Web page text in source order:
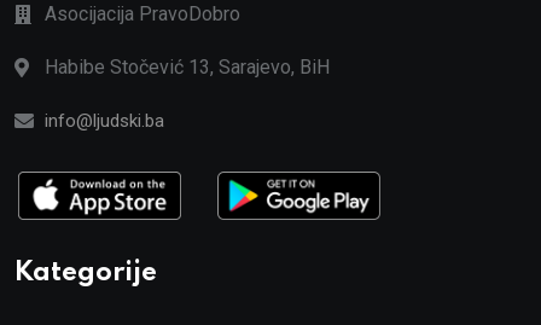
Asocijacija PravoDobro
Habibe Stočević 13, Sarajevo, BiH
info@ljudski.ba
Kategorije